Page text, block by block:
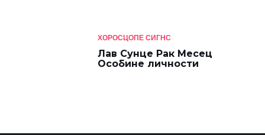
ХОРОСЦОПЕ СИГНС
Лав Сунце Рак Месец
Особине личности